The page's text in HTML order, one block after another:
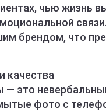
чью жизнь
брендом, что
качества
это
фото с